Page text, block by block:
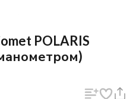
POLARIS